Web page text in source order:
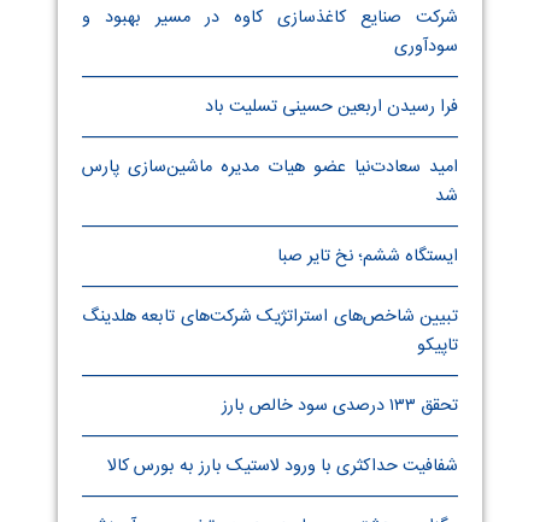
شرکت صنایع کاغذسازی کاوه در مسیر بهبود و
سودآوری
فرا رسیدن اربعین حسینی تسلیت باد
امید سعادت‌نیا عضو هیات مدیره ماشین‌سازی پارس
شد
ایستگاه ششم؛ نخ تایر صبا
تبیین شاخص‌های استراتژیک شرکت‌های تابعه هلدینگ
تاپیکو
تحقق ۱۳۳ درصدی سود خالص بارز
شفافیت حداکثری با ورود لاستیک بارز به بورس کالا